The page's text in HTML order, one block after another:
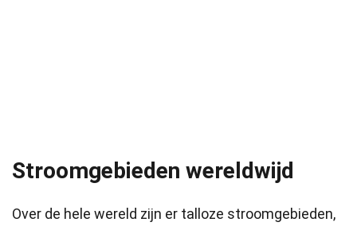
Stroomgebieden wereldwijd
Over de hele wereld zijn er talloze stroomgebieden,